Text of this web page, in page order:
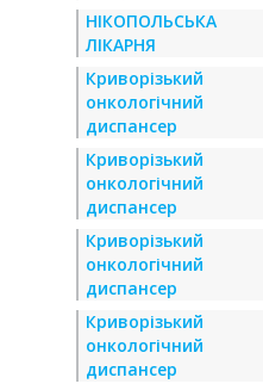
НІКОПОЛЬСЬКА
ЛІКАРНЯ
Криворізький
онкологічний
диспансер
Криворізький
онкологічний
диспансер
Криворізький
онкологічний
диспансер
Криворізький
онкологічний
диспансер